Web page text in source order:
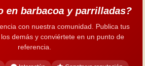
en barbacoa y parrilladas?
con nuestra comunidad. Publica tus
demás y conviértete en un punto de
referencia.